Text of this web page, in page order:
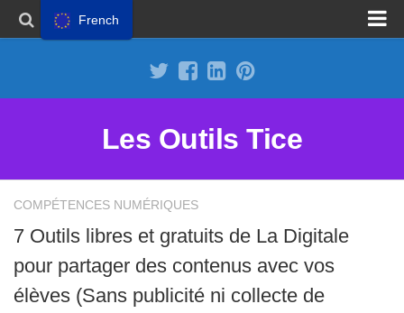
Les Outils Tice
COMPÉTENCES NUMÉRIQUES
7 Outils libres et gratuits de La Digitale
pour partager des contenus avec vos
élèves (Sans publicité ni collecte de
French